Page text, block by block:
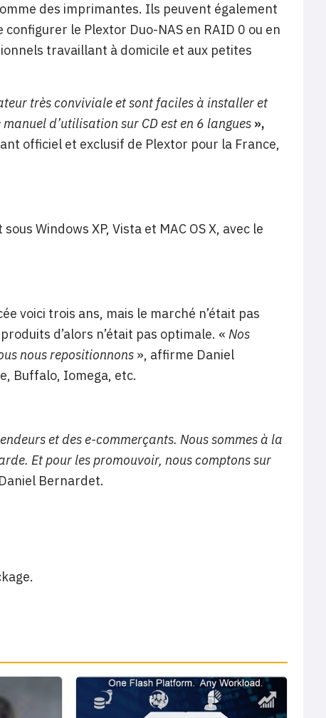
des imprimantes. Ils peuvent également
le Plextor Duo-NAS en RAID 0 ou en
travaillant à domicile et aux petites
très conviviale et sont faciles à installer et
d’utilisation sur CD est en 6 langues »,
officiel et exclusif de Plextor pour la France,
Windows XP, Vista et MAC OS X, avec le
voici trois ans, mais le marché n’était pas
d’alors n’était pas optimale. « Nos
nous repositionnons », affirme Daniel
Buffalo, Iomega, etc.
et des e-commerçants. Nous sommes à la
Et pour lespromouvoir, nous comptons sur
Daniel Bernardet.